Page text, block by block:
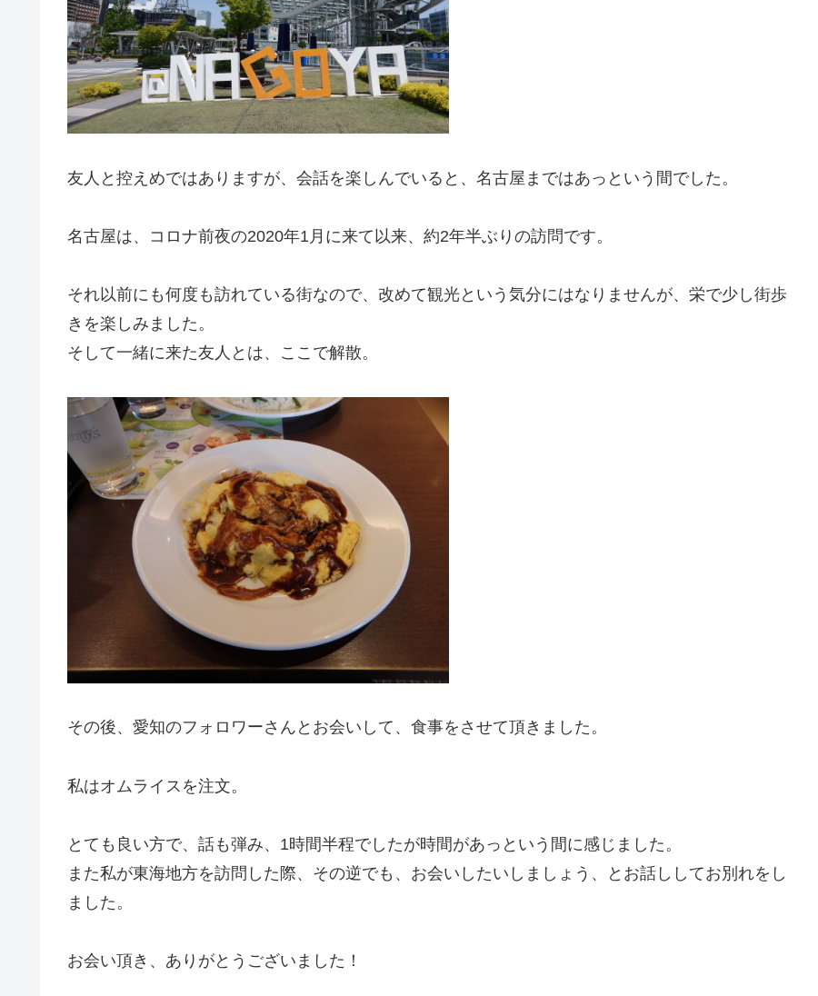
友人と控えめではありますが、会話を楽しんでいると、名古屋まではあっという間でした。
名古屋は、コロナ前夜の2020年1月に来て以来、約2年半ぶりの訪問です。
それ以前にも何度も訪れている街なので、改めて観光という気分にはなりませんが、栄で少し街歩
きを楽しみました。
そして一緒に来た友人とは、ここで解散。
その後、愛知のフォロワーさんとお会いして、食事をさせて頂きました。
私はオムライスを注文。
とても良い方で、話も弾み、1時間半程でしたが時間があっという間に感じました。
また私が東海地方を訪問した際、その逆でも、お会いしたいしましょう、とお話ししてお別れをし
ました。
お会い頂き、ありがとうございました！